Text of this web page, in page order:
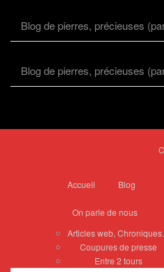
Blog de pierres, précieuses
Blog de pierres, précieuses
Accueil Blog
On parle de nous
Articles web, Chroniques…
Coupures de presse
Entre 2 tours